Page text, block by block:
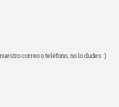
correo o teléfono, no lo dudes :)